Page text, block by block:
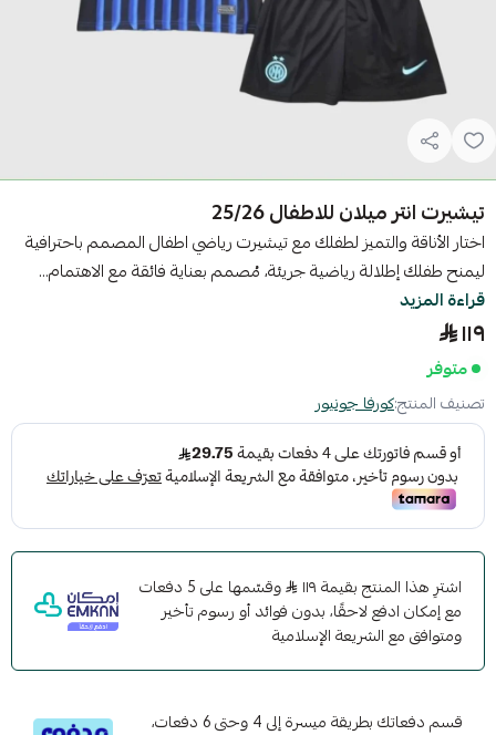
تيشيرت انتر ميلان للاطفال 25/26
اختار الأناقة والتميز لطفلك مع تيشيرت رياضي اطفال المصمم باحترافية
ليمنح طفلك إطلالة رياضية جريئة، مُصمم بعناية فائقة مع الاهتمام...
قراءة المزيد
١١٩
متوفر
تصنيف المنتج:كورفا جونيور
اشترِ هذا المنتج بقيمة ١١٩
وقسّمها على 5 دفعات
مع إمكان ادفع لاحقًا، بدون فوائد أو رسوم تأخير
ومتوافق مع الشريعة الإسلامية
قسم دفعاتك بطريقة ميسرة إلى 4 وحتى 6 دفعات،